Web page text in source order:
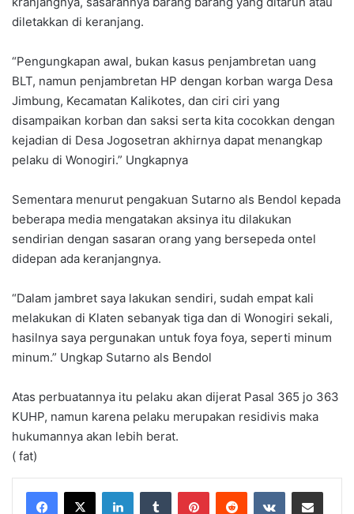
diletakkan di keranjang.
“Pengungkapan awal, bukan kasus penjambretan uang
BLT, namun penjambretan HP dengan korban warga Desa
Jimbung, Kecamatan Kalikotes, dan ciri ciri yang
disampaikan korban dan saksi serta kita cocokkan dengan
kejadian di Desa Jogosetran akhirnya dapat menangkap
pelaku di Wonogiri.” Ungkapnya
Sementara menurut pengakuan Sutarno als Bendol kepada
beberapa media mengatakan aksinya itu dilakukan
sendirian dengan sasaran orang yang bersepeda ontel
didepan ada keranjangnya.
“Dalam jambret saya lakukan sendiri, sudah empat kali
melakukan di Klaten sebanyak tiga dan di Wonogiri sekali,
hasilnya saya pergunakan untuk foya foya, seperti minum
minum.” Ungkap Sutarno als Bendol
Atas perbuatannya itu pelaku akan dijerat Pasal 365 jo 363
KUHP, namun karena pelaku merupakan residivis maka
hukumannya akan lebih berat.
( fat)